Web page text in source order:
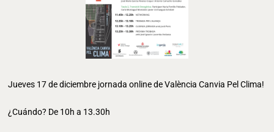
Jueves 17 de diciembre jornada online de València Canvia Pel Clima!
¿Cuándo? De 10h a 13.30h